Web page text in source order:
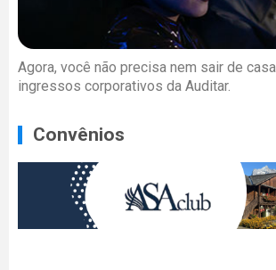
Agora, você não precisa nem sair de
ingressos corporativos da Auditar.
Convênios